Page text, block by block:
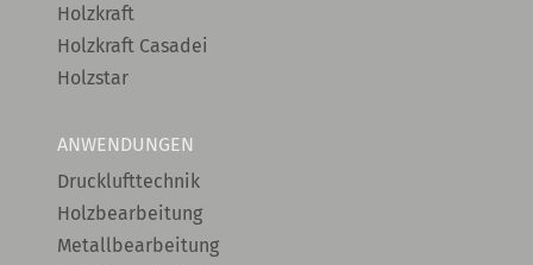
Holzkraft
Holzkraft Casadei
Holzstar
ANWENDUNGEN
Drucklufttechnik
Holzbearbeitung
Metallbearbeitung